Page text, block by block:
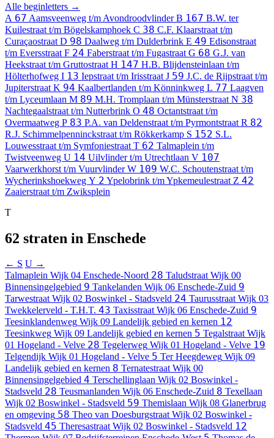
Alle beginletters →
A 67 Aamsveenweg t/m AvondroodvlinderB 167 B.W. ter
Kuilestraat t/m Bögelskamphoek C 38 C.F. Klaarstraat t/m
Curaçaostraat D 98 Daalweg t/m Dulderbrink E 49 Edisonstraat
t/m Eversstraat F 24 Faberstraat t/m Fugastraat G 68 G.J. van
Heekstraat t/m Gruttostraat H 147 H.B. Blijdensteinlaan t/m
Hölterhofweg I 13 Iepstraat t/m Irisstraat J 59 J.C. de Rijpstraat t/m
Jupiterstraat K 94 Kaalbertlanden t/m Könninkweg L 77 Laagven
t/m Lyceumlaan M 89 M.H. Tromplaan t/m Münsterstraat N 38
Nachtegaalstraat t/m Nutterbrink O 48 Octantstraat t/m
Overmaatweg P 83 P.A. van Deldenstraat t/m Pyrmontstraat R 82
R.J. Schimmelpenninckstraat t/m Rökkerkamp S 152 S.L.
Louwesstraat t/m Symfoniestraat T 62 Talmaplein t/m
Twistveenweg U 14 Uilvlinder t/m Utrechtlaan V 107
Vaarwerkhorst t/m VuurvlinderW 109 W.C. Schoutenstraat t/m
Wycherinkshoekweg Y 2 Ypelobrink t/m Ypkemeulestraat Z 42
Zaaierstraat t/m Zwiksplein
T
62 straten in Enschede
← S U →
Talmaplein Wijk 04 Enschede-Noord 28 Taludstraat Wijk 00
Binnensingelgebied 9 Tankelanden Wijk 06 Enschede-Zuid 9
Tarwestraat Wijk 02 Boswinkel - Stadsveld 24 Taurusstraat Wijk 03
Twekkelerveld - T.H.T. 43 Taxisstraat Wijk 06 Enschede-Zuid 9
Teesinklandenweg Wijk 09 Landelijk gebied en kernen 12
Teesinkweg Wijk 09 Landelijk gebied en kernen 5 Tegalstraat Wijk
01 Hogeland - Velve 28 Tegelerweg Wijk 01 Hogeland - Velve 19
Telgendijk Wijk 01 Hogeland - Velve 5 Ter Heegdeweg Wijk 09
Landelijk gebied en kernen 8 Ternatestraat Wijk 00
Binnensingelgebied 4 Terschellinglaan Wijk 02 Boswinkel -
Stadsveld 28 Teusmanlanden Wijk 06 Enschede-Zuid 8 Texellaan
Wijk 02 Boswinkel - Stadsveld 59 Themislaan Wijk 08 Glanerbrug
en omgeving 58 Theo van Doesburgstraat Wijk 02 Boswinkel -
Stadsveld 45 Theresastraat Wijk 02 Boswinkel - Stadsveld 12